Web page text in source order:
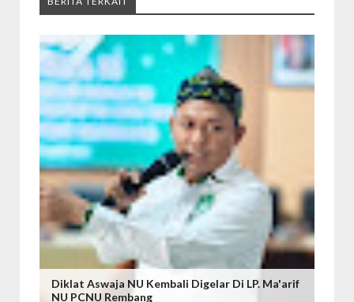
Diklat Aswaja NU Kembali Digelar Di LP. Ma'arif
NU PCNU Rembang